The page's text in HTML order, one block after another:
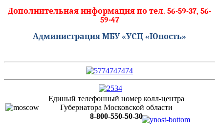
Дополнительная информация по тел. 56-59-37, 56-
59-47
Администрация МБУ «УСЦ «Юность»
Единый телефонный номер колл-центра
Губернатора Московской области
8-800-550-50-30